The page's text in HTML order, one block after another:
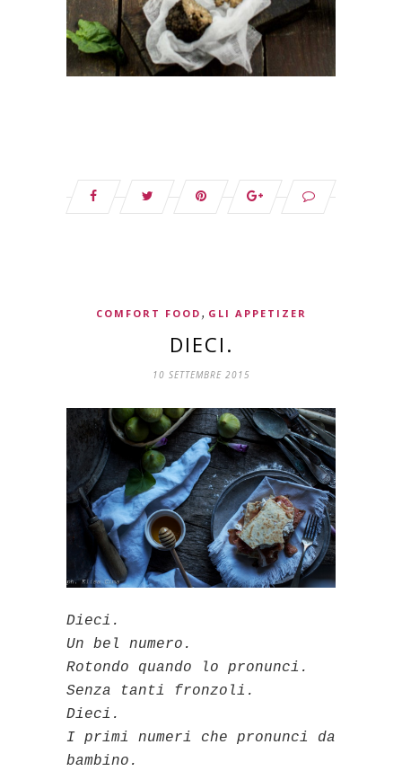
COMFORT FOOD , GLI APPETIZER
DIECI.
10 SETTEMBRE 2015
Dieci.
Un bel numero.
Rotondo quando lo pronunci.
Senza tanti fronzoli.
Dieci.
I primi numeri che pronunci da
bambino.